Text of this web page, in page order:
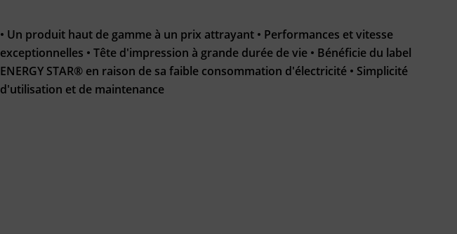
• Un produit haut de gamme à un prix attrayant • Performances et vitesse
exceptionnelles • Tête d'impression à grande durée de vie • Bénéficie du label
ENERGY STAR® en raison de sa faible consommation d'électricité • Simplicité
d'utilisation et de maintenance